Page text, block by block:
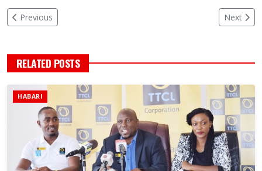
Previous Next
RELATED POSTS
HABARI